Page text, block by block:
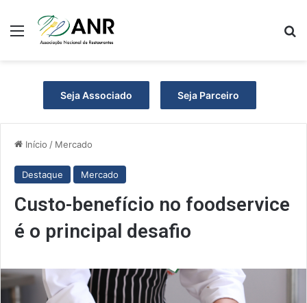
Menu
Seja Associado Seja Parceiro
Início / Mercado
Destaque Mercado
Custo-benefício no foodservice
é o principal desafio